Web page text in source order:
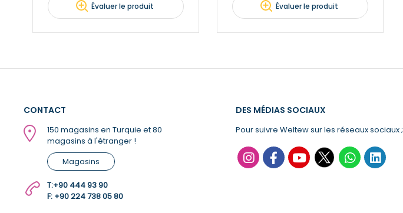
Évaluer le produit Évaluer le produit
CONTACT
150 magasins en Turquie et 80
magasins à l'étranger !
Magasins
T:+90 444 93 90
F: +90 224 738 05 80
DES MÉDIAS SOCIAUX
Pour suivre Weltew sur les réseaux sociaux ;